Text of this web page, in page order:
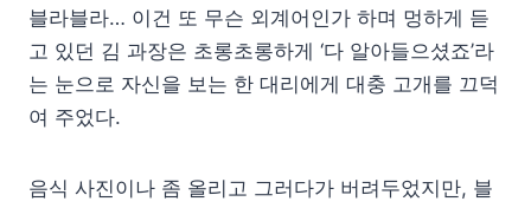
블라블라… 이건 또 무슨 외계어인가 하며 멍하게 듣
고 있던 김 과장은 초롱초롱하게 ‘다 알아들으셨죠’라
는 눈으로 자신을 보는 한 대리에게 대충 고개를 끄덕
여 주었다.
음식 사진이나 좀 올리고 그러다가 버려두었지만, 블